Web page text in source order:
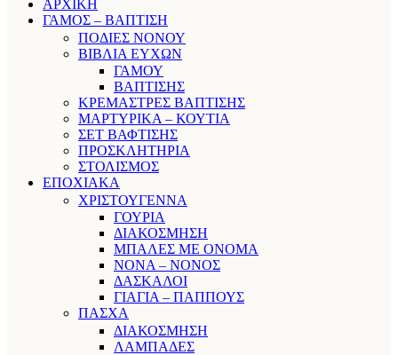
ΑΡΧΙΚΗ
ΓΑΜΟΣ – ΒΑΠΤΙΣΗ
ΠΟΔΙΕΣ ΝΟΝΟΥ
ΒΙΒΛΙΑ ΕΥΧΩΝ
ΓΑΜΟΥ
ΒΑΠΤΙΣΗΣ
ΚΡΕΜΑΣΤΡΕΣ ΒΑΠΤΙΣΗΣ
ΜΑΡΤΥΡΙΚΑ – ΚΟΥΤΙΑ
ΣΕΤ ΒΑΦΤΙΣΗΣ
ΠΡΟΣΚΛΗΤΗΡΙΑ
ΣΤΟΛΙΣΜΟΣ
ΕΠΟΧΙΑΚΑ
ΧΡΙΣΤΟΥΓΕΝΝΑ
ΓΟΥΡΙΑ
ΔΙΑΚΟΣΜΗΣΗ
ΜΠΑΛΕΣ ΜΕ ΟΝΟΜΑ
ΝΟΝΑ – ΝΟΝΟΣ
ΔΑΣΚΑΛΟΙ
ΓΙΑΓΙΑ – ΠΑΠΠΟΥΣ
ΠΑΣΧΑ
ΔΙΑΚΟΣΜΗΣΗ
ΛΑΜΠΑΔΕΣ